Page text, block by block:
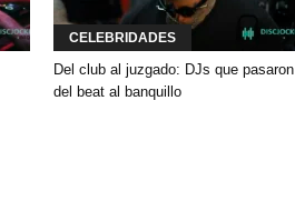
CELEBRIDADES
Del club al juzgado: DJs que pasaron
del beat al banquillo